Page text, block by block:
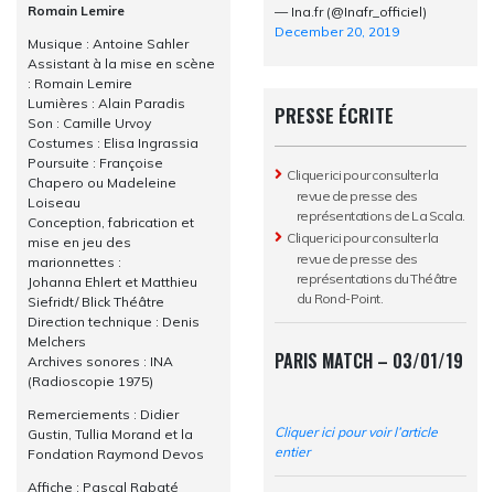
Romain Lemire
Musique : Antoine Sahler
Assistant à la mise en scène
: Romain Lemire
Lumières : Alain Paradis
Son : Camille Urvoy
Costumes : Elisa Ingrassia
Poursuite : Françoise
Chapero ou Madeleine
Loiseau
Conception, fabrication et
mise en jeu des
marionnettes :
Johanna Ehlert et Matthieu
Siefridt/ Blick Théâtre
Direction technique : Denis
Melchers
Archives sonores : INA
(Radioscopie 1975)
Remerciements : Didier
Gustin, Tullia Morand et la
Fondation Raymond Devos
Affiche : Pascal Rabaté
— Ina.fr (@Inafr_officiel)
December 20, 2019
PRESSE ÉCRITE
Cliquer ici pour consulter la
revue de presse des
représentations de La Scala.
Cliquer ici pour consulter la
revue de presse des
représentations du Théâtre
du Rond-Point.
PARIS MATCH – 03/01/19
Cliquer ici pour voir l’article
entier